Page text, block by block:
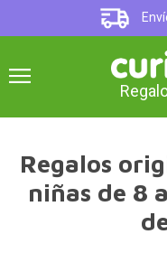
Regalos
niñas de 8